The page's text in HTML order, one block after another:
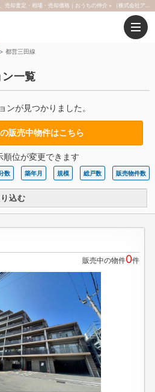
都営三田線
一覧
ンが見つかりました。
販売中物件はこちら
順位が変更できます
数 築年月 規模 総戸数 販売物件数
込む
販売中の物件0件